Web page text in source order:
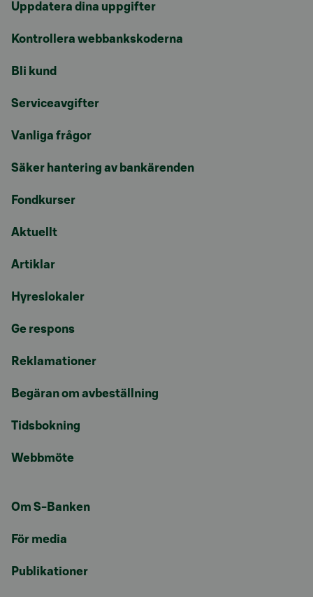
Uppdatera dina uppgifter
Kontrollera webbankskoderna
Bli kund
Serviceavgifter
Vanliga frågor
Säker hantering av bankärenden
Fondkurser
Aktuellt
Artiklar
Hyreslokaler
Ge respons
Reklamationer
Begäran om avbeställning
Tidsbokning
Webbmöte
Om S-Banken
För media
Publikationer